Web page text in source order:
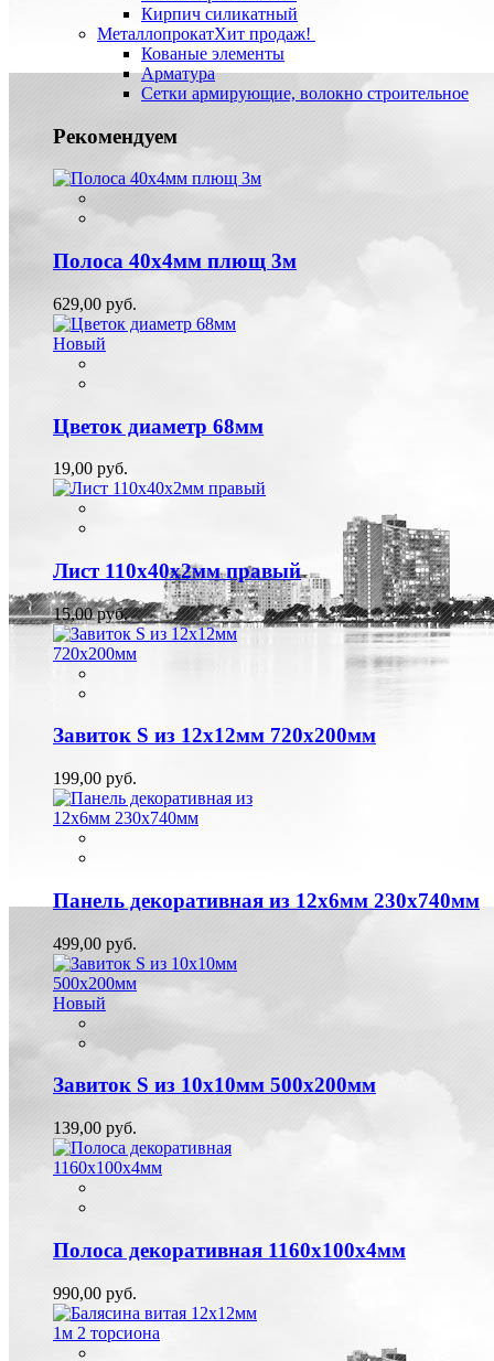
Кирпич силикатный
МеталлопрокатХит продаж!
Кованые элементы
Арматура
Сетки армирующие, волокно строительное
Рекомендуем
Полоса 40х4мм плющ 3м
629,00 руб.
Новый
Цветок диаметр 68мм
19,00 руб.
Лист 110х40х2мм правый
15,00 руб.
Завиток S из 12х12мм 720х200мм
199,00 руб.
Панель декоративная из 12х6мм 230х740мм
499,00 руб.
Новый
Завиток S из 10х10мм 500х200мм
139,00 руб.
Полоса декоративная 1160х100х4мм
990,00 руб.